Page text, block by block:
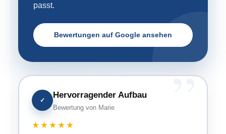
passt.
Bewertungen auf Google ansehen
✓
Hervorragender Aufbau
Bewertung von Marie
★★★★★